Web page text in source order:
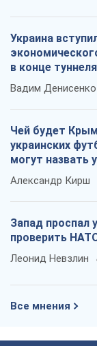
Украина
в конце
Вадим Денисенко
Чей будет
украинских
могут назвать
Александр Кирш
Запад проспал
проверить
Леонид Невзлин
Все мнения